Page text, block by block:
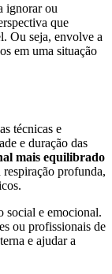
ignorar ou
que
Ou seja, envolve a
em uma situação
técnicas e
e duração das
mais equilibrado
respiração profunda,
social e emocional.
ou profissionais de
e ajudar a